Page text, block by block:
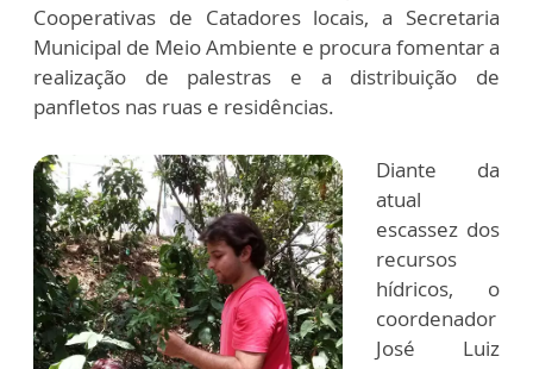
Cooperativas de Catadores locais, a Secretaria
Municipal de Meio Ambiente e procura fomentar a
realização de palestras e a distribuição de
panfletos nas ruas e residências.
Diante da
atual
escassez dos
recursos
hídricos, o
coordenador
José Luiz